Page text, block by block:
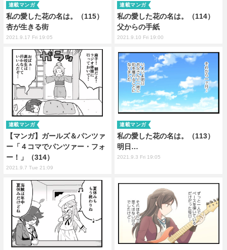
私の愛した花の名は。（115）
杏が生きる街
連載マンガ
2021.9.17 Fri 19:05
私の愛した花の名は。（114）
父からの手紙
連載マンガ
2021.9.10 Fri 19:00
【マンガ】ガールズ＆パンツァ
ー「４コマでパンツァー・フォ
ー！」（314）
連載マンガ
2021.9.7 Tue 21:09
私の愛した花の名は。（113）
明日…
連載マンガ
2021.9.3 Fri 19:05